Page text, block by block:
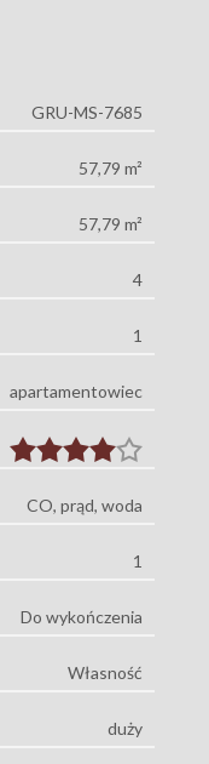
GRU-MS-7685
57,79 m²
57,79 m²
4
1
apartamentowiec
CO, prąd, woda
1
Do wykończenia
Własność
duży